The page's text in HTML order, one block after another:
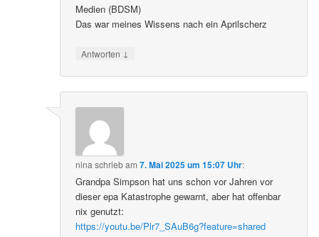
Medien (BDSM)
Das war meines Wissens nach ein Aprilscherz
Antworten ↓
nina schriebam7. Mai 2025 um 15:07 Uhr:
Grandpa Simpson hat uns schon vor Jahren vor
dieser epa Katastrophe gewarnt, aber hat offenbar
nix genutzt:
https://youtu.be/Plr7_SAuB6g?feature=shared